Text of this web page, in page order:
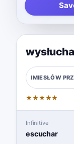
IMIESŁÓW
★★★★★
Infinitive
escuchar